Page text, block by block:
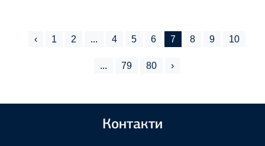
‹ 1 2 ... 4 5 6 7 8 9 10
... 79 80 ›
Контакти